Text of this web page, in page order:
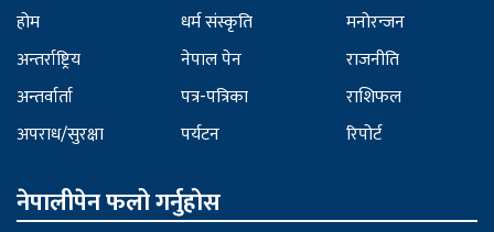
होम
अन्तर्राष्ट्रिय
अन्तर्वार्ता
अपराध/सुरक्षा
धर्म संस्कृति
नेपाल पेन
पत्र-पत्रिका
पर्यटन
मनोरन्जन
राजनीति
राशिफल
रिपोर्ट
नेपालीपेन फलो गर्नुहोस